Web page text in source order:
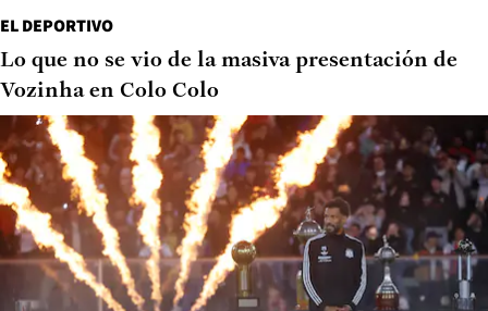
EL DEPORTIVO
Lo que no se vio de la masiva presentación de
Vozinha en Colo Colo